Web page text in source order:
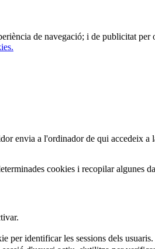
de navegació; i de publicitat
envia a l'ordinador de qui accedeix
cookies i recopilar algunes
identificar les sessions dels